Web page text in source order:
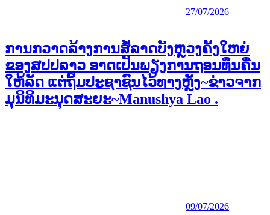
27/07/2026
ການກວາດລ້າງການສໍ້ລາດບັງຫຼວງຄັ້ງໃຫຍ່
ຂອງສປປລາວ ອາດເປັນພຽງການຖອນທຶນຄືນ
ໃຫ້ລັດ ແຕ່ຖິ້ມປະຊາຊົນໄວ້ທາງຫຼັງ~ຂ່າວຈາກ
ມຸນິທິມະນຸດສະຍະ~Manushya Lao .
09/07/2026